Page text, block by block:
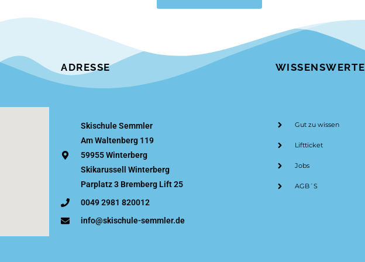
ADRESSE
Skischule Semmler
Am Waltenberg 119
59955 Winterberg
Skikarussell Winterberg
Parplatz 3 Bremberg Lift 25
0049 2981 820012
info@skischule-semmler.de
Gut zu wissen
Liftticket
Jobs
AGB´S